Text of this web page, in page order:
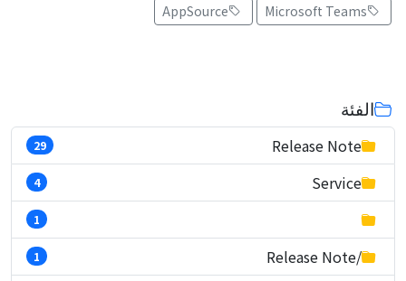
Microsoft Teams
AppSource
الفئة
Release Note
29
Service
4
1
/Release Note
1